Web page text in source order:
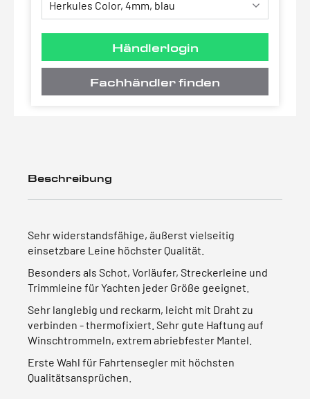
Händlerlogin
Fachhändler finden
Beschreibung
Sehr widerstandsfähige, äußerst vielseitig
einsetzbare Leine höchster Qualität.
Besonders als Schot, Vorläufer, Streckerleine und
Trimmleine für Yachten jeder Größe geeignet.
Sehr langlebig und reckarm, leicht mit Draht zu
verbinden - thermofixiert. Sehr gute Haftung auf
Winschtrommeln, extrem abriebfester Mantel.
Erste Wahl für Fahrtensegler mit höchsten
Qualitätsansprüchen.